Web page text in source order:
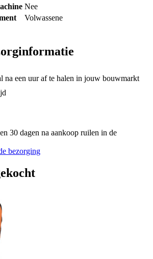
Nee
Volwassene
na een uur af te halen in jouw bouwmarkt
30 dagen na aankoop ruilen in de
bezorging